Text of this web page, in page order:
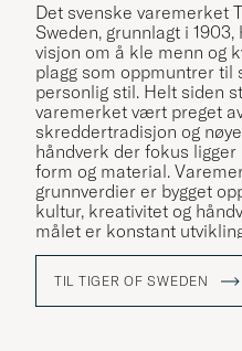
Det svenske varemerket
Sweden, grunnlagt i 1903,
visjon om å kle menn og
plagg som oppmuntrer til
personlig stil. Helt siden
varemerket vært preget
skreddertradisjon og
håndverk der fokus ligger
form og material.
grunnverdier er bygget
kultur, kreativitet og
målet er konstant
design, kvalitet og
verdier.
TIL TIGER OF SWEDEN